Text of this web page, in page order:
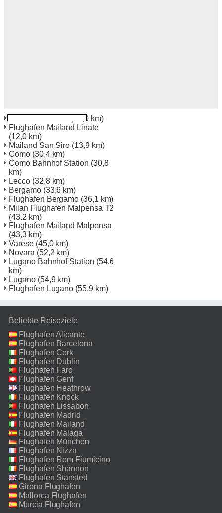
Mailand Bahnhof(10,0 km)
Flughafen Mailand Linate
(12,0 km)
Mailand San Siro (13,9 km)
Como (30,4 km)
Como Bahnhof Station (30,8
km)
Lecco (32,8 km)
Bergamo (33,6 km)
Flughafen Bergamo (36,1 km)
Milan Flughafen Malpensa T2
(43,2 km)
Flughafen Mailand Malpensa
(43,3 km)
Varese (45,0 km)
Novara (52,2 km)
Lugano Bahnhof Station (54,6
km)
Lugano (54,9 km)
Flughafen Lugano (55,9 km)
Beliebte Reiseziele
Flughafen Alicante
Flughafen Barcelona
Flughafen Cork
Flughafen Dublin
Flughafen Faro
Flughafen Genf
Flughafen Heathrow
Flughafen Knock
Flughafen Lissabon
Flughafen Madrid
Flughafen Mailand
Malpensa
Flughafen Malaga
Flughafen München
Flughafen Nizza
Flughafen Rom Fiumicino
Flughafen Shannon
Flughafen Stansted
Girona Flughafen
Mallorca Flughafen
Murcia Flughafen